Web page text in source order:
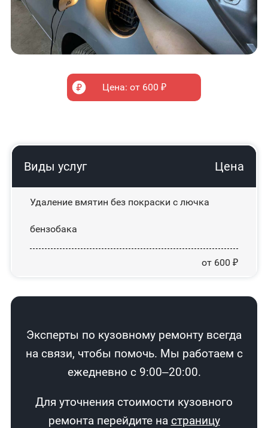
Цена: от 600 ₽
Виды услуг Цена
Удаление вмятин без покраски с лючка
бензобака
от 600 ₽
Эксперты по кузовному ремонту всегда
на связи, чтобы помочь. Мы работаем с
ежедневно с 9:00–20:00.
Для уточнения стоимости кузовного
ремонта перейдите на страницу